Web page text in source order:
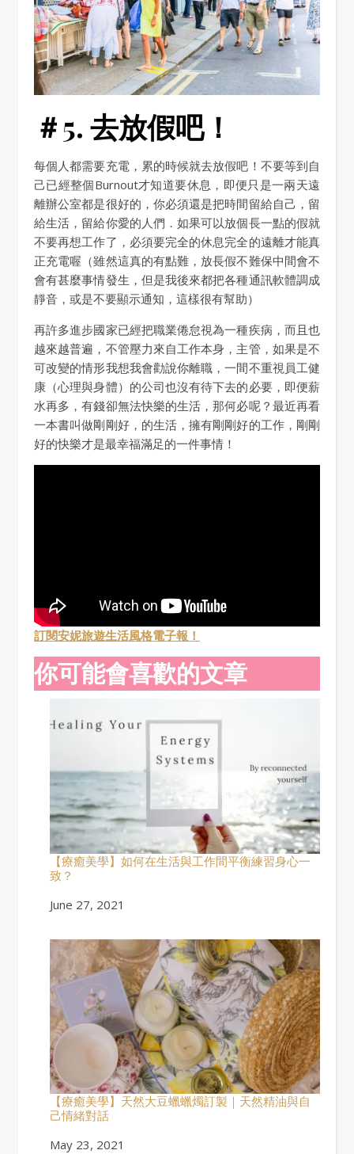
＃5. 去放假吧！
每個人都需要充電，累的時候就去放假吧！不要等到自
己已經整個Burnout才知道要休息，即便只是一兩天遠
離辦公室都是很好的，你必須還是把時間留給自己，留
給生活，留給你愛的人們．如果可以放個長一點的假就
不要再想工作了，必須要完全的休息完全的遠離才能真
正充電喔（雖然這真的有點難，放長假不難保中間會不
會有甚麼事情發生，但是我後來都把各種通訊軟體調成
靜音，或是不要顯示通知，這樣很有幫助）
再許多進步國家已經把職業倦怠視為一種疾病，而且也
越來越普遍，不管壓力來自工作本身，主管，如果是不
可改變的情形我想我會勸說你離職，一間不重視員工健
康（心理與身體）的公司也沒有待下去的必要，即便薪
水再多，有錢卻無法快樂的生活，那何必呢？最近再看
一本書叫做剛剛好，的生活，擁有剛剛好的工作，剛剛
好的快樂才是最幸福滿足的一件事情！
訂閱安妮旅遊生活風格電子報！
你可能會喜歡的文章
【療癒美學】如何在生活與工作間平衡練習身心一
致？
Date
June 27, 2021
【療癒美學】天然大豆蠟蠟燭訂製｜天然精油與自
己情緒對話
Date
May 23, 2021